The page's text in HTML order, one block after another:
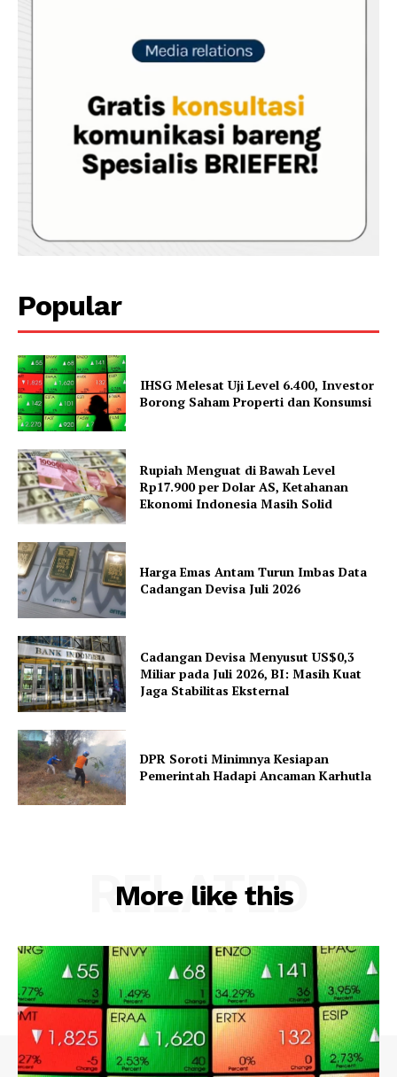
Popular
IHSG Melesat Uji Level 6.400, Investor
Borong Saham Properti dan Konsumsi
Rupiah Menguat di Bawah Level
Rp17.900 per Dolar AS, Ketahanan
Ekonomi Indonesia Masih Solid
Harga Emas Antam Turun Imbas Data
Cadangan Devisa Juli 2026
Cadangan Devisa Menyusut US$0,3
Miliar pada Juli 2026, BI: Masih Kuat
Jaga Stabilitas Eksternal
DPR Soroti Minimnya Kesiapan
Pemerintah Hadapi Ancaman Karhutla
More like this
RELATED